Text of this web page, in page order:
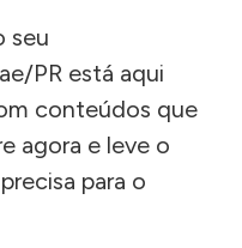
seu
PR está aqui
conteúdos que
agora e leve o
para o